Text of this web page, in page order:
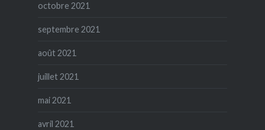
octobre 2021
septembre 2021
août 2021
juillet 2021
mai 2021
avril 2021